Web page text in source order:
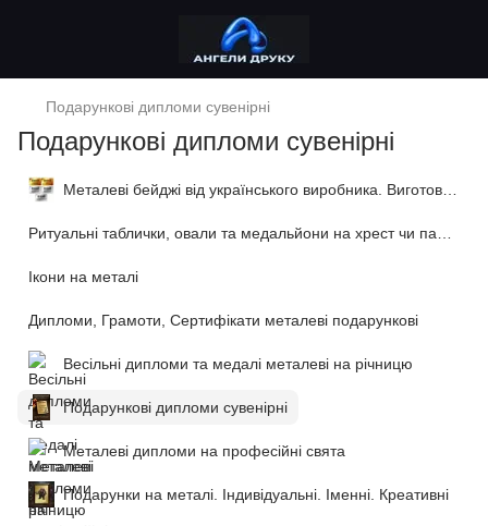
Подарункові дипломи сувенірні
Подарункові дипломи сувенірні
Ікони на металі
Дипломи, Грамоти, Сертифікати металеві подарункові
Весільні дипломи та медалі металеві на річницю
Подарункові дипломи сувенірні
Металеві дипломи на професійні свята
Подарунки на металі. Індивідуальні. Іменні. Креативні